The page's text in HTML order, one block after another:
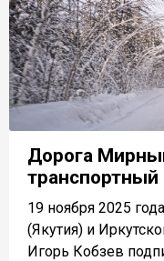
Дорога
транспортный
19 ноября 2025
(Якутия) и
Игорь Кобзев